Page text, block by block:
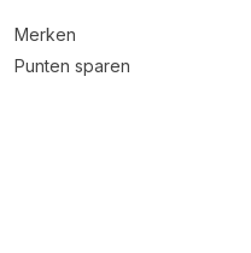
Merken
Punten sparen